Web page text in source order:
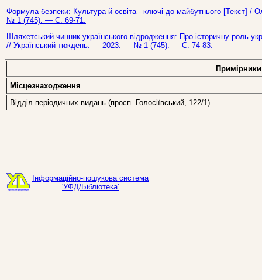
Формула безпеки: Культура й освіта - ключі до майбутнього [Текст]
№ 1 (745). — С. 69-71.
Шляхетський чинник українського відродження: Про історичну роль
// Український тиждень. — 2023. — № 1 (745). — С. 74-83.
Примірники
Місцезнаходження
Відділ періодичних видань (просп. Голосіївський, 122/1)
Інформаційно-пошукова система
'УФД/Бібліотека'